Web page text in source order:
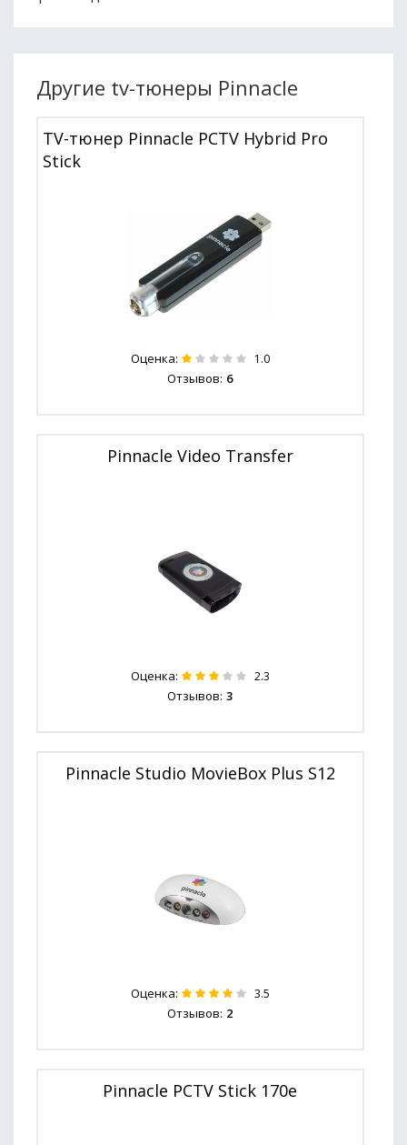
Другие tv-тюнеры Pinnacle
TV-тюнер Pinnacle PCTV Hybrid Pro
Stick
Оценка: 1.0
Отзывов: 6
Pinnacle Video Transfer
Оценка: 2.3
Отзывов: 3
Pinnacle Studio MovieBox Plus S12
Оценка: 3.5
Отзывов: 2
Pinnacle PCTV Stick 170e